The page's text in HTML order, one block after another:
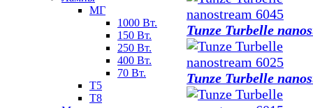
МГ
1000 Вт.
150 Вт.
250 Вт.
400 Вт.
70 Вт.
Т5
Т8
Tunze Turbelle
Tunze Turbelle